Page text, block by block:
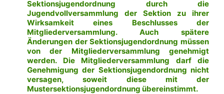
Sektionsjugendordnung durch die
Jugendvollversammlung der Sektion zu ihrer
Wirksamkeit eines Beschlusses der
Mitgliederversammlung. Auch spätere
Änderungen der Sektionsjugendordnung müssen
von der Mitgliederversammlung genehmigt
werden. Die Mitgliederversammlung darf die
Genehmigung der Sektionsjugendordnung nicht
versagen, soweit diese mit der
Mustersektionsjugendordnung übereinstimmt.